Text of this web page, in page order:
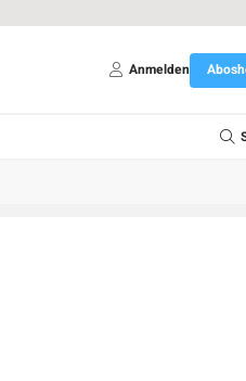
Anmelden